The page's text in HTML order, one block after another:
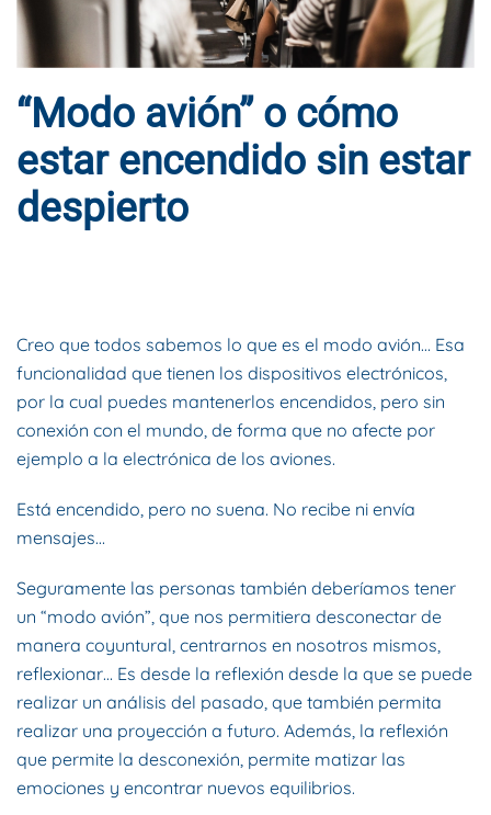
“Modo avión” o cómo
estar encendido sin estar
despierto
Creo que todos sabemos lo que es el modo avión… Esa
funcionalidad que tienen los dispositivos electrónicos,
por la cual puedes mantenerlos encendidos, pero sin
conexión con el mundo, de forma que no afecte por
ejemplo a la electrónica de los aviones.
Está encendido, pero no suena. No recibe ni envía
mensajes…
Seguramente las personas también deberíamos tener
un “modo avión”, que nos permitiera desconectar de
manera coyuntural, centrarnos en nosotros mismos,
reflexionar… Es desde la reflexión desde la que se puede
realizar un análisis del pasado, que también permita
realizar una proyección a futuro. Además, la reflexión
que permite la desconexión, permite matizar las
emociones y encontrar nuevos equilibrios.